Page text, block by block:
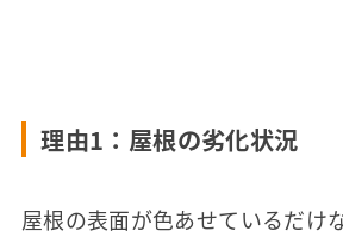
理由1：屋根の劣化状況
屋根の表面が色あせているだけ